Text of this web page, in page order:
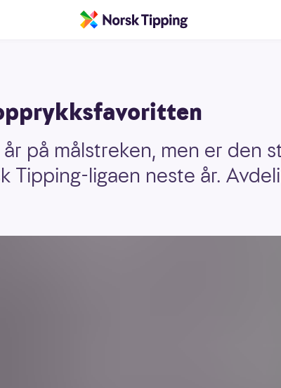
på målstreken, men er den
Tipping-ligaen neste år.